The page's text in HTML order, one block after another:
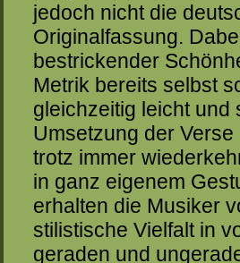
jedoch nicht die
Originalfassung.
bestrickender
Metrik bereits selbst
gleichzeitig leicht und
Umsetzung der
trotz immer
in ganz eigenem
erhalten die Musiker
stilistische Vielfalt in
geraden und